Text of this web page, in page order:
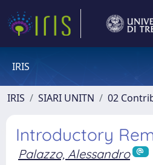
IRIS
IRIS SIARI UNITN 02
Introductory
Palazzo, Alessandro